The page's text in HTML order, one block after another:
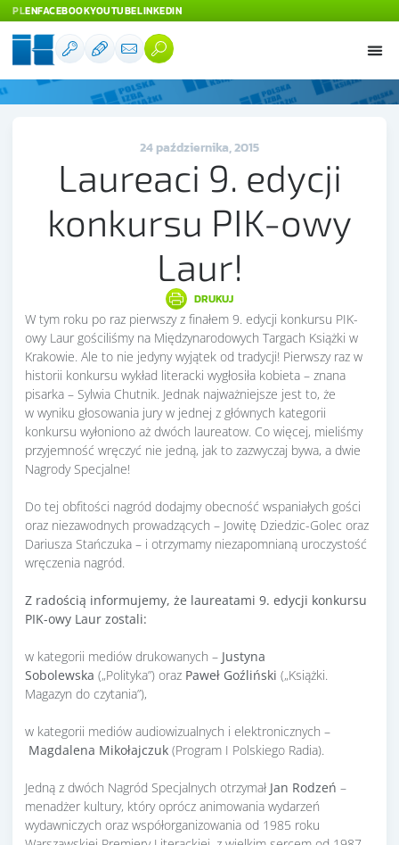
PLENFACEBOOKYOUTUBELINKEDIN
24 października, 2015
Laureaci 9. edycji
konkursu PIK-owy
Laur!
DRUKUJ
W tym roku po raz pierwszy z finałem 9. edycji konkursu PIK-
owy Laur gościliśmy na Międzynarodowych Targach Książki w
Krakowie. Ale to nie jedyny wyjątek od tradycji! Pierwszy raz w
historii konkursu wykład literacki wygłosiła kobieta – znana
pisarka – Sylwia Chutnik. Jednak najważniejsze jest to, że
w wyniku głosowania jury w jednej z głównych kategorii
konkursu wyłoniono aż dwóch laureatow. Co więcej, mieliśmy
przyjemność wręczyć nie jedną, jak to zazwyczaj bywa, a dwie
Nagrody Specjalne!
Do tej obfitości nagród dodajmy obecność wspaniałych gości
oraz niezawodnych prowadzących – Jowitę Dziedzic-Golec oraz
Dariusza Stańczuka – i otrzymamy niezapomnianą uroczystość
wręczenia nagród.
Z radością informujemy, że laureatami 9. edycji konkursu
PIK-owy Laur zostali:
w kategorii mediów drukowanych – Justyna
Sobolewska („Polityka”) oraz Paweł Goźliński („Książki.
Magazyn do czytania”),
w kategorii mediów audiowizualnych i elektronicznych –
Magdalena Mikołajczuk (Program I Polskiego Radia).
Jedną z dwóch Nagród Specjalnych otrzymał Jan Rodzeń –
menadżer kultury, który oprócz animowania wydarzeń
wydawniczych oraz współorganizowania od 1985 roku